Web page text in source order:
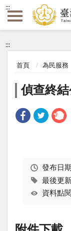
:::
:::
首頁 為民服務
偵查終
發布日
最後更
資料點